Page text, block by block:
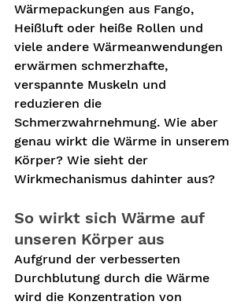
Wärmepackungen aus Fango,
Heißluft oder heiße Rollen und
viele andere Wärmeanwendungen
erwärmen schmerzhafte,
verspannte Muskeln und
reduzieren die
Schmerzwahrnehmung. Wie aber
genau wirkt die Wärme in unserem
Körper? Wie sieht der
Wirkmechanismus dahinter aus?
So wirkt sich Wärme auf
unseren Körper aus
Aufgrund der verbesserten
Durchblutung durch die Wärme
wird die Konzentration von